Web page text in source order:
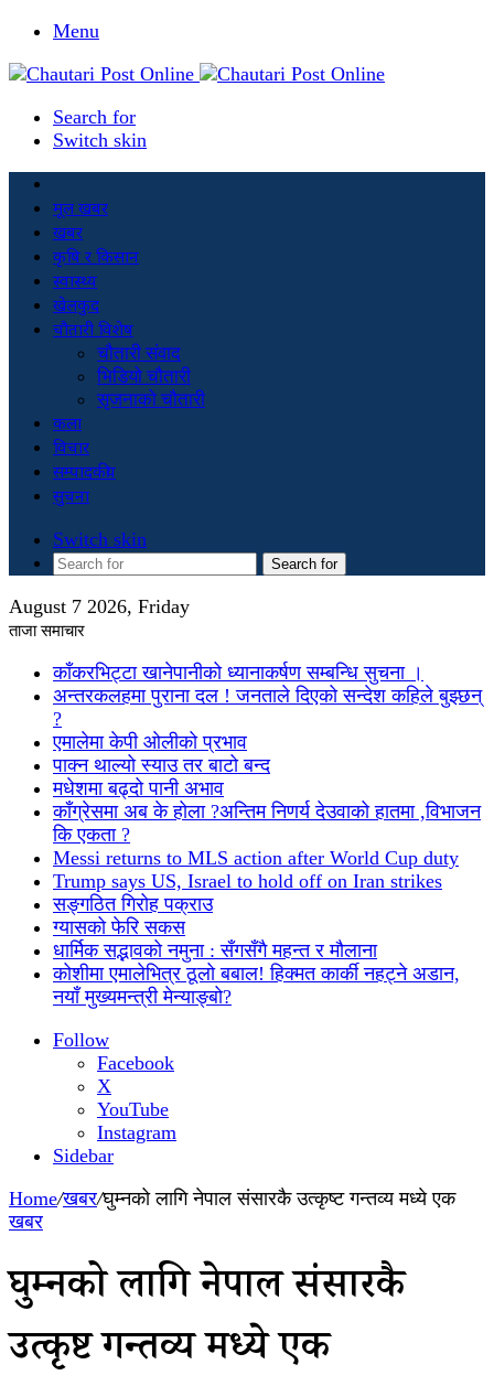
Menu
Search for
Switch skin
मूल खबर
खबर
कृषि र किसान
स्वास्थ्य
खेलकुद
चौतारी विशेष
चौतारी संवाद
भिडियो चौतारी
सृजनाको चौतारी
कला
विचार
सम्पादकीय
सुचना
Switch skin
Search for
August 7 2026, Friday
ताजा समाचार
काँकरभिट्टा खानेपानीको ध्यानाकर्षण सम्बन्धि सुचना ।
अन्तरकलहमा पुराना दल ! जनताले दिएको सन्देश कहिले बुझ्छन्
?
एमालेमा केपी ओलीको प्रभाव
पाक्न थाल्यो स्याउ तर बाटो बन्द
मधेशमा बढ्दो पानी अभाव
काँग्रेसमा अब के होला ?अन्तिम निणर्य देउवाको हातमा ,विभाजन
कि एकता ?
Messi returns to MLS action after World Cup duty
Trump says US, Israel to hold off on Iran strikes
सङ्गठित गिरोह पक्राउ
ग्यासको फेरि सकस
धार्मिक सद्भावको नमुना : सँगसँगै महन्त र मौलाना
कोशीमा एमालेभित्र ठूलो बबाल! हिक्मत कार्की नहट्ने अडान,
नयाँ मुख्यमन्त्री मेन्याङ्बो?
Follow
Facebook
X
YouTube
Instagram
Sidebar
Home/खबर/घुम्नको लागि नेपाल संसारकै उत्कृष्ट गन्तव्य मध्ये एक
खबर
घुम्नको लागि नेपाल संसारकै
उत्कृष्ट गन्तव्य मध्ये एक